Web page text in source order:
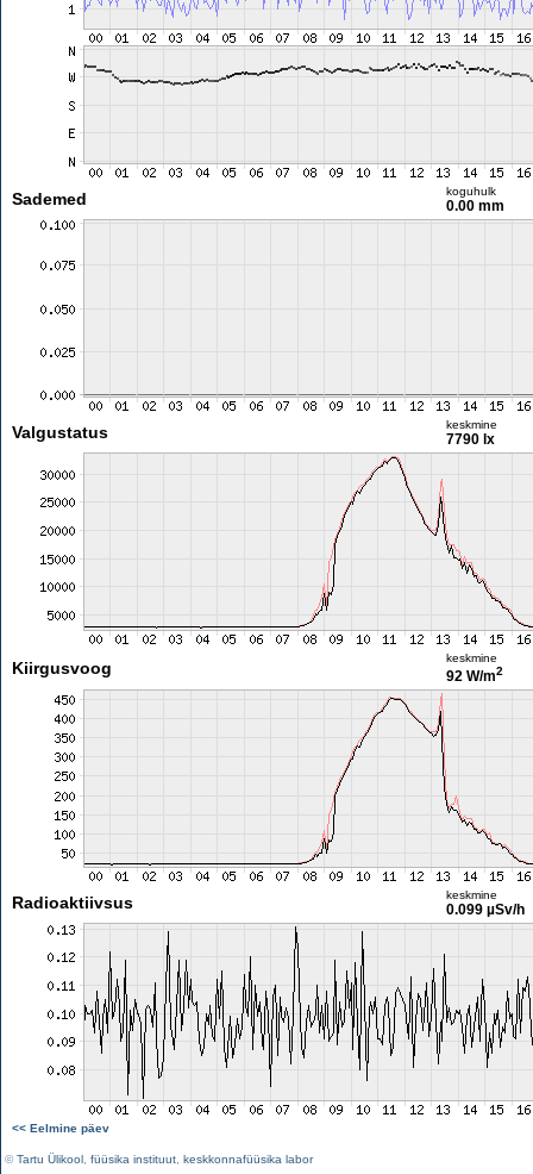
Sademed koguhulk
0.00 mm
Valgustatus keskmine
7790 lx
Kiirgusvoog
keskmine
92 W/m2
Radioaktiivsus keskmine
0.099 µSv/h
<< Eelmine päev
©Tartu Ülikool füüsika instituut keskkonnafüüsika labor